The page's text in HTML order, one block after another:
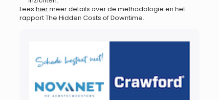
Lees hiermeer details over de methodologie en het
rapport The Hidden Costs of Downtime.